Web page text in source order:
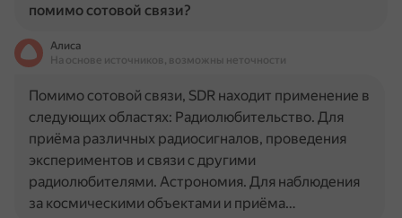
помимо сотовой связи?
Алиса
На основе источников, возможны неточности
Помимо сотовой связи, SDR находит применение в
следующих областях: Радиолюбительство. Для
приёма различных радиосигналов, проведения
экспериментов и связи с другими
радиолюбителями. Астрономия. Для наблюдения
за космическими объектами и приёма…